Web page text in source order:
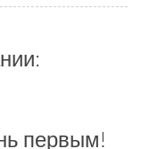
первым!